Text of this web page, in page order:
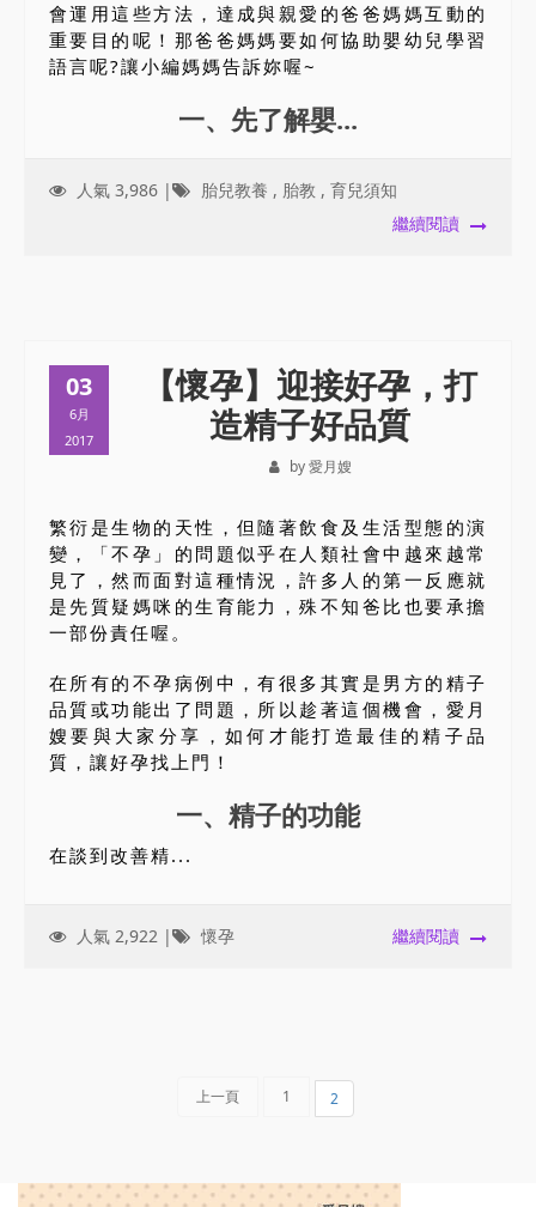
會運用這些方法，達成與親愛的爸爸媽媽互動的
重要目的呢！那爸爸媽媽要如何協助嬰幼兒學習
語言呢?讓小編媽媽告訴妳喔~
一、先了解嬰...
人氣 3,986 | 胎兒教養 , 胎教 , 育兒須知
繼續閱讀
03
6月
2017
【懷孕】迎接好孕，打
造精子好品質
by 愛月嫂
繁衍是生物的天性，但隨著飲食及生活型態的演
變，「不孕」的問題似乎在人類社會中越來越常
見了，然而面對這種情況，許多人的第一反應就
是先質疑媽咪的生育能力，殊不知爸比也要承擔
一部份責任喔。
在所有的不孕病例中，有很多其實是男方的精子
品質或功能出了問題，所以趁著這個機會，愛月
嫂要與大家分享，如何才能打造最佳的精子品
質，讓好孕找上門！
一、精子的功能
在談到改善精...
人氣 2,922 | 懷孕 繼續閱讀
上一頁 1 2